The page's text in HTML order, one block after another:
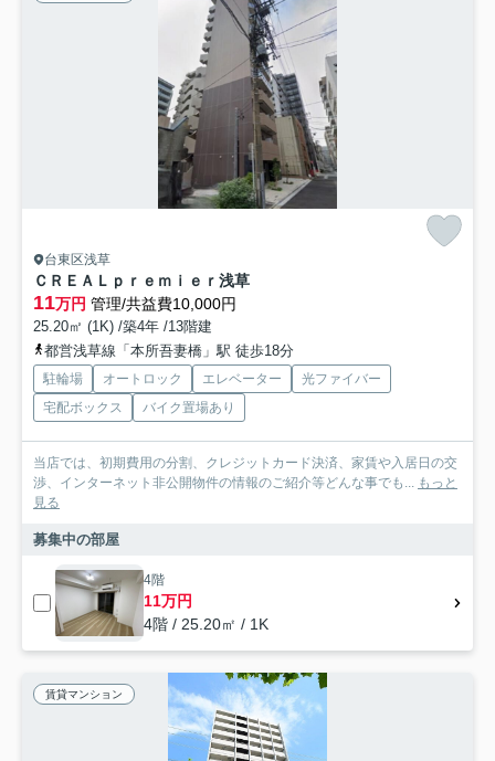
台東区浅草
ＣＲＥＡＬｐｒｅｍｉｅｒ浅草
11万円 管理/共益費10,000円
25.20㎡ (1K) /築4年 /13階建
都営浅草線「本所吾妻橋」駅 徒歩18分
駐輪場 オートロック エレベーター
光ファイバー
宅配ボックス
バイク置場あり
当店では、初期費用の分割、クレジットカード決済、家賃や入居日の交
渉、インターネット非公開物件の情報のご紹介等どんな事でも... もっと
見る
募集中の部屋
4階
11万円
4階 / 25.20㎡ / 1K
賃貸マンション